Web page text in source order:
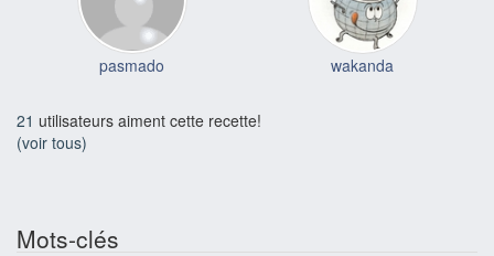
pasmado wakanda
21 utilisateurs aiment cette recette!
(voir tous)
Mots-clés